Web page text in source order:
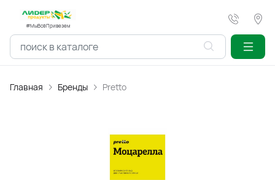
#МыВсёПривезем
Главная Бренды Pretto